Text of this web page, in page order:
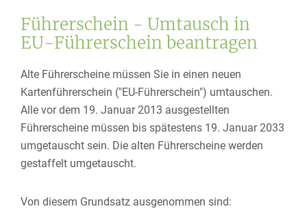
Führerschein - Umtausch in
EU-Führerschein beantragen
Alte Führerscheine müssen Sie in einen neuen
Kartenführerschein ("EU-Führerschein") umtauschen.
Alle vor dem 19. Januar 2013 ausgestellten
Führerscheine müssen bis spätestens 19. Januar 2033
umgetauscht sein. Die alten Führerscheine werden
gestaffelt umgetauscht.
Von diesem Grundsatz ausgenommen sind: